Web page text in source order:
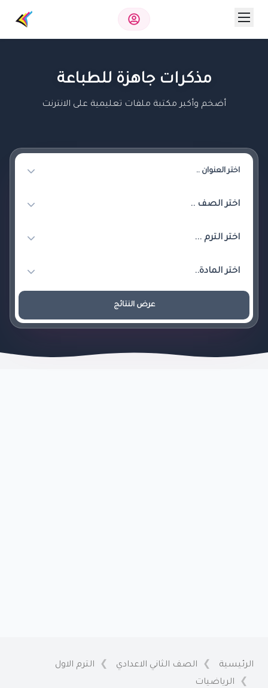
مذكرات جاهزة للطباعة
أضخم وأكبر مكتبة ملفات تعليمية على الانترنت
عرض النتائج
الرئيسية الصف الثاني الاعدادي
الترم الاول
الرياضيات